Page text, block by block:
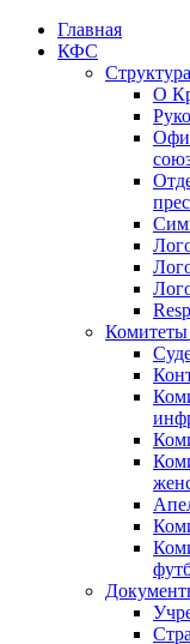
Главная
КФС
О
Комитеты